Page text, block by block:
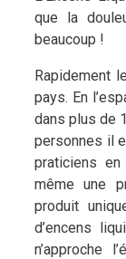
que la
beaucoup !
Rapidement
pays. En
dans plus de
personnes il
praticiens
même une
produit
d’encens
n’approche